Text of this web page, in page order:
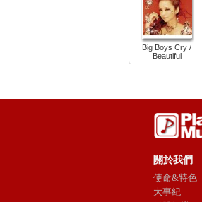
Big Boys Cry /
Beautiful
關於我們
使命&特色
大事紀